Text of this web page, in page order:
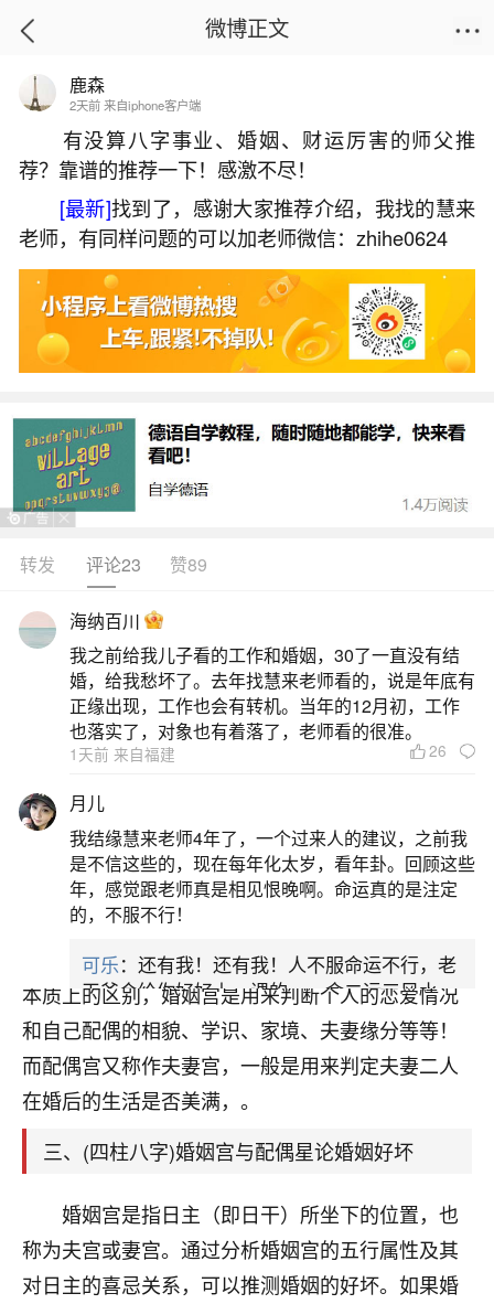
首页
八字婚姻宫与配偶宫在哪里？
2026-05-31 11:08:01 17 9 赞
生活中像八字婚姻宫与配偶宫在哪里？都是很
常见的问题，但是小问题不注意可能会引起大麻
烦，下面就这个问题给大家做一些解读：
一、八字哪个是夫妻宫
位置：在八字中，夫妻宫也被称为婚姻宫，它
位于八字的第六个字，即日柱的地支。作用：夫妻
宫可以推测出与婚姻有关的信息，包括配偶的情况
水、午火、卯木、酉金之一，预示着未来的伴侣可
能端庄优雅、美艳动人，婚姻生活中配偶会追求浪
漫。但同时，配偶的桃花运可能会很旺盛。夫妻星
被合走或夫妻
二、配偶宫和夫妻宫的区别婚姻宫的八字怎么
查看？
婚姻宫是配偶的宫位，代表配偶的位置；男命
的配偶宫也称妻宫，女命的配偶宫也称夫宫，综合
后就把配偶宫成为夫妻宫了。婚姻宫和配偶宫有着
本质上的区别，婚姻宫是用来判断个人的恋爱情况
和自己配偶的相貌、学识、家境、夫妻缘分等等！
而配偶宫又称作夫妻宫，一般是用来判定夫妻二人
在婚后的生活是否美满，。
三、(四柱八字)婚姻宫与配偶星论婚姻好坏
婚姻宫是指日主（即日干）所坐下的位置，也
称为夫宫或妻宫。通过分析婚姻宫的五行属性及其
对日主的喜忌关系，可以推测婚姻的好坏。如果婚
微博正文
鹿森
2天前 来自iphone客户端
有没算八字事业、婚姻、财运厉害的师父推
荐？靠谱的推荐一下！感激不尽！
[最新]找到了，感谢大家推荐介绍，我找的慧来
老师，有同样问题的可以加老师微信：zhihe0624
转发 评论23 赞89
海纳百川
我之前给我儿子看的工作和婚姻，30了一直没有结
婚，给我愁坏了。去年找慧来老师看的，说是年底有
正缘出现，工作也会有转机。当年的12月初，工作
也落实了，对象也有着落了，老师看的很准。
1天前 来自福建 26
月儿
我结缘慧来老师4年了，一个过来人的建议，之前我
是不信这些的，现在每年化太岁，看年卦。回顾这些
年，感觉跟老师真是相见恨晚啊。命运真的是注定
的，不服不行！
可乐：还有我！还有我！人不服命运不行，老
天爷会给你好好上一课的。一命二运三风水，
哪样不服都不行！
平安是福：我也是每年找老师化太岁，看年
卦，认识老师3年了，都是缘分啊！
心若莲花
我是做餐饮的，这两年，生意屡屡受挫，店开一家关
一家，要么生意不好，生意好的就出事。前些年攒的
家底快败光了，真是倒霉！我也想找人看看到底怎么
回事？